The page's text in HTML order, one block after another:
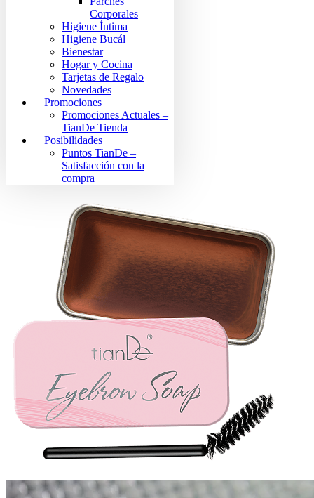
Corporales
Higiene Íntima
Higiene Bucál
Bienestar
Hogar y Cocina
Tarjetas de Regalo
Novedades
Promociones
Promociones Actuales –
TianDe Tienda
Posibilidades
Puntos TianDe –
Satisfacción con la
compra